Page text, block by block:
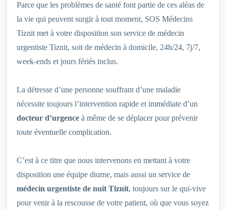
Parce que les problèmes de santé font partie de ces aléas de
la vie qui peuvent surgir à tout moment, SOS Médecins
Tiznit met à votre disposition son service de médecin
urgentiste Tiznit, soit de médecin à domicile, 24h/24, 7j/7,
week-ends et jours fériés inclus.
La détresse d’une personne souffrant d’une maladie
nécessite toujours l’intervention rapide et immédiate d’un
docteur d’urgence à même de se déplacer pour prévenir
toute éventuelle complication.
C’est à ce titre que nous intervenons en mettant à votre
disposition une équipe diurne, mais aussi un service de
médecin urgentiste de nuit Tiznit, toujours sur le qui-vive
pour venir à la rescousse de votre patient, où que vous soyez